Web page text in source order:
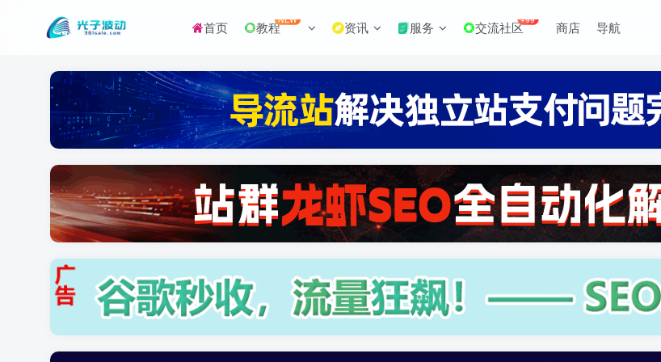
首页 教程NEW 资讯 服务 交流社区+99 商店 导航